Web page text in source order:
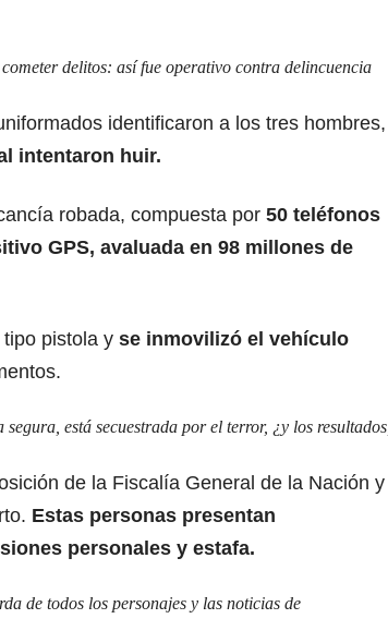
delitos: así fue operativo contra delincuencia
identificaron a los tres hombres,
intentaron huir.
robada, compuesta por 50 teléfonos
GPS, avaluada en 98 millones de
pistola y se inmovilizó el vehículo
está secuestrada por el terror, ¿y los resultados,
de la Fiscalía General de la Nación y
Estas personas presentan
personales y estafa.
de todos los personajes y las noticias de